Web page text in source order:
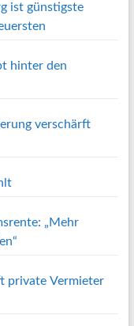
ist günstigste
hinter den
verschärft
„Mehr
private Vermieter